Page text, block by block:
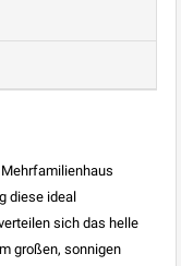
diese ideal
sich das helle
großen, sonnigen